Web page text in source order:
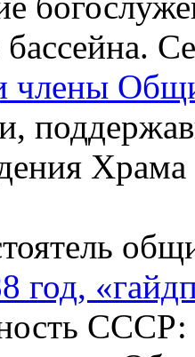
члены
год,
СССР: